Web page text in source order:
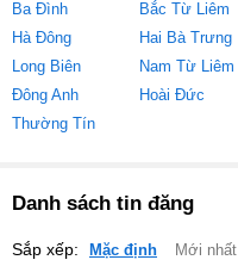
Ba Đình Bắc Từ Liêm
Hà Đông
Hai Bà Trưng
Long Biên
Nam Từ Liêm
Đông Anh
Hoài Đức
Thường Tín
Danh sách tin đăng
Sắp xếp: Mặc định Mới nhất